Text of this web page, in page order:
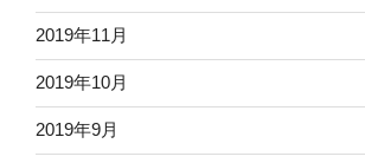
2019年11月
2019年10月
2019年9月